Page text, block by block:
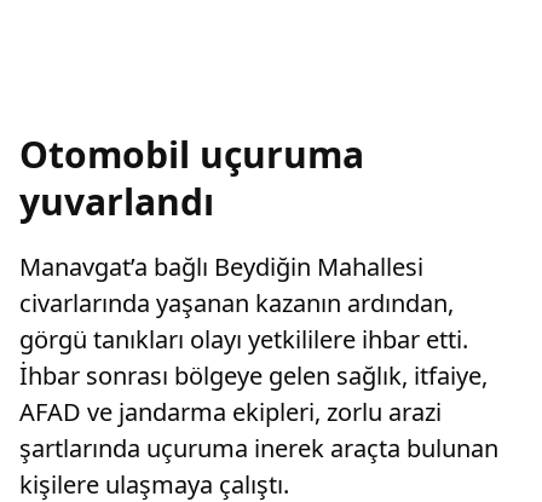
Otomobil uçuruma
yuvarlandı
Manavgat’a bağlı Beydiğin Mahallesi
civarlarında yaşanan kazanın ardından,
görgü tanıkları olayı yetkililere ihbar etti.
İhbar sonrası bölgeye gelen sağlık, itfaiye,
AFAD ve jandarma ekipleri, zorlu arazi
şartlarında uçuruma inerek araçta bulunan
kişilere ulaşmaya çalıştı.